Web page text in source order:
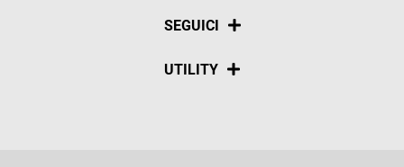
Pagamenti
SEGUICI
Social
UTILITY